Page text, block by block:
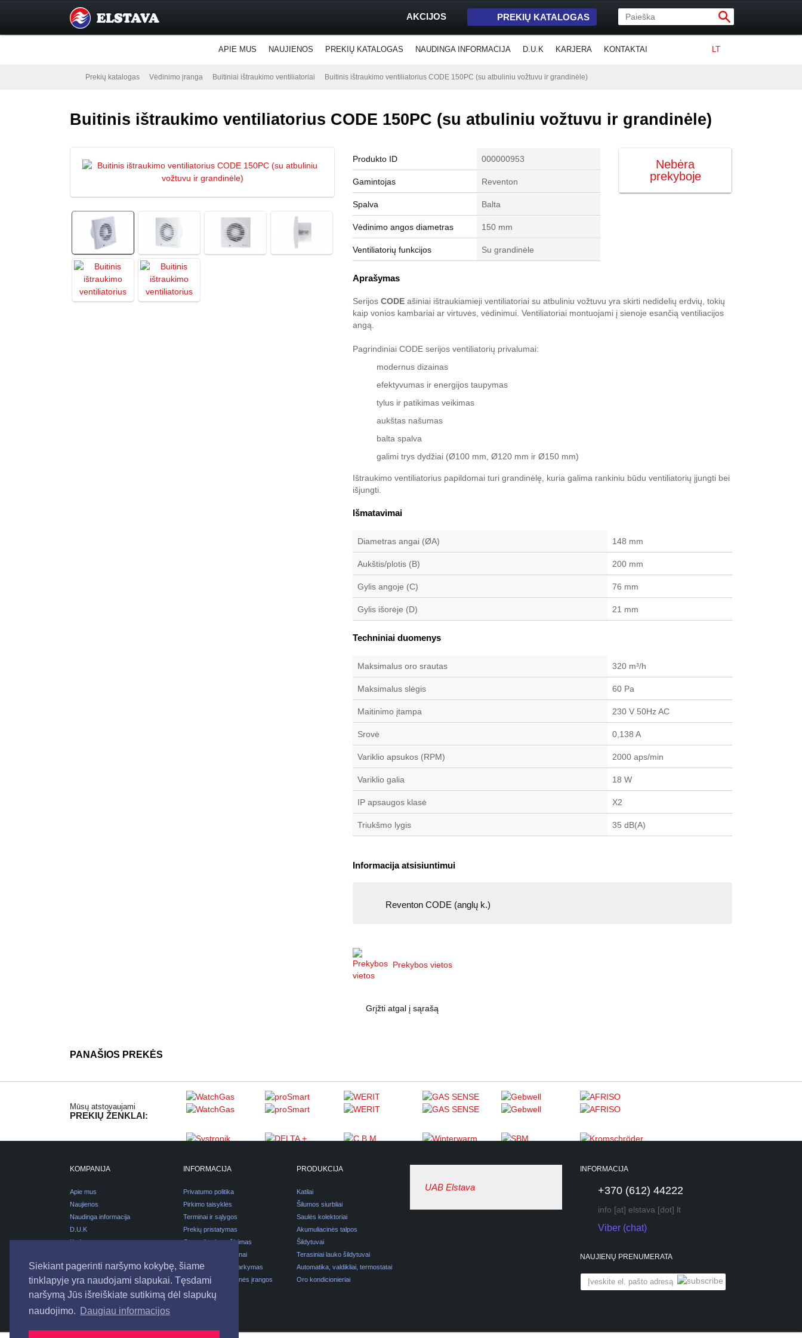
Siekiant pagerinti naršymo kokybę, šiame
tinklapyje yra naudojami slapukai. Tęsdami
naršymą Jūs išreiškiate sutikimą dėl slapukų
naudojimo. Daugiau informacijos
AKCIJOS PREKIŲ KATALOGAS
LT
APIE MUS NAUJIENOS PREKIŲ KATALOGAS NAUDINGA INFORMACIJA D.U.K KARJERA KONTAKTAI
Prekių katalogas Vėdinimo įranga Buitiniai ištraukimo ventiliatoriai Buitinis ištraukimo ventiliatorius CODE 150PC (su atbuliniu vožtuvu ir grandinėle)
Buitinis ištraukimo ventiliatorius CODE 150PC (su atbuliniu vožtuvu ir grandinėle)
Produkto ID 000000953
Gamintojas Reventon
Spalva Balta
Vėdinimo angos diametras 150 mm
Ventiliatorių funkcijos Su grandinėle
Nebėra
prekyboje
Aprašymas
Serijos CODE ašiniai ištraukiamieji ventiliatoriai su atbuliniu vožtuvu yra skirti nedidelių erdvių, tokių
kaip vonios kambariai ar virtuvės, vėdinimui. Ventiliatoriai montuojami į sienoje esančią ventiliacijos
angą.
Pagrindiniai CODE serijos ventiliatorių privalumai:
modernus dizainas
efektyvumas ir energijos taupymas
tylus ir patikimas veikimas
aukštas našumas
balta spalva
galimi trys dydžiai (Ø100 mm, Ø120 mm ir Ø150 mm)
Ištraukimo ventiliatorius papildomai turi grandinėlę, kuria galima rankiniu būdu ventiliatorių įjungti bei
išjungti.
Išmatavimai
Diametras angai (ØA) 148 mm
Aukštis/plotis (B) 200 mm
Gylis angoje (C) 76 mm
Gylis išorėje (D) 21 mm
Techniniai duomenys
Maksimalus oro srautas 320 m³/h
Maksimalus slėgis 60 Pa
Maitinimo įtampa 230 V 50Hz AC
Srovė 0,138 A
Variklio apsukos (RPM) 2000 aps/min
Variklio galia 18 W
IP apsaugos klasė X2
Triukšmo lygis 35 dB(A)
Informacija atsisiuntimui
Reventon CODE (anglų k.)
Prekybos vietos
Grįžti atgal į sąrašą
PANAŠIOS PREKĖS
Mūsų atstovaujami
PREKIŲ ŽENKLAI:
KOMPANIJA
Apie mus
Naujienos
Naudinga informacija
D.U.K
Karjera
INFORMACIJA
Privatumo politika
Pirkimo taisyklės
Terminai ir sąlygos
Prekių pristatymas
Garantijos ir grąžinimas
Pirkimas išsimokėtinai
Pakuočių atliekų tvarkymas
Elektros ir elektroninės įrangos
atliekų tvarkymas
PRODUKCIJA
Katilai
Šilumos siurbliai
Saulės kolektoriai
Akumuliacinės talpos
Šildytuvai
Terasiniai lauko šildytuvai
Automatika, valdikliai, termostatai
Oro kondicionieriai
UAB Elstava
INFORMACIJA
+370 (612) 44222
info [at] elstava [dot] lt
Viber (chat)
NAUJIENŲ PRENUMERATA